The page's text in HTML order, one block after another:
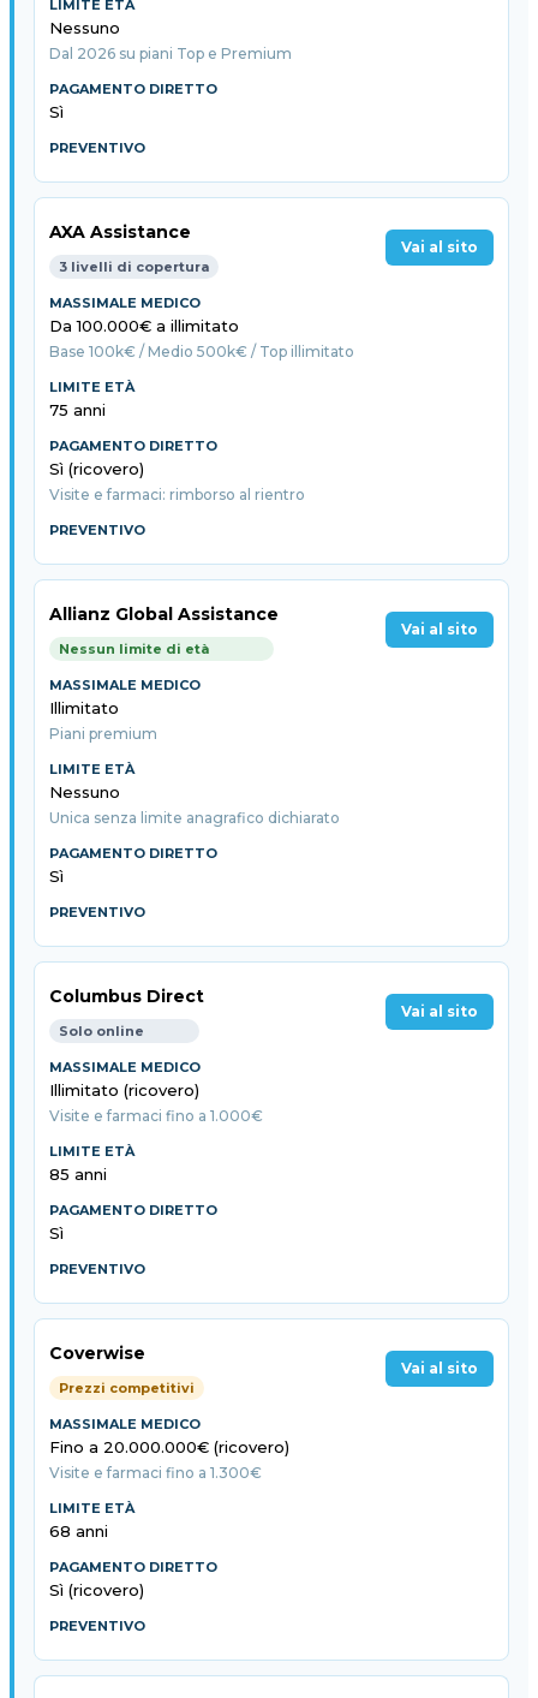
Nessuno
Dal 2026 su piani Top e Premium
Sì
AXA Assistance
3 livelli di copertura
Vai al sito
Da 100.000€ a illimitato
Base 100k€ / Medio 500k€ / Top illimitato
75 anni
Sì (ricovero)
Visite e farmaci: rimborso al rientro
Allianz Global Assistance
Nessun limite di età
Vai al sito
Illimitato
Piani premium
Nessuno
Unica senza limite anagrafico dichiarato
Sì
Columbus Direct
Solo online
Vai al sito
Illimitato (ricovero)
Visite e farmaci fino a 1.000€
85 anni
Sì
Coverwise
Prezzi competitivi
Vai al sito
Fino a 20.000.000€ (ricovero)
Visite e farmaci fino a 1.300€
68 anni
Sì (ricovero)